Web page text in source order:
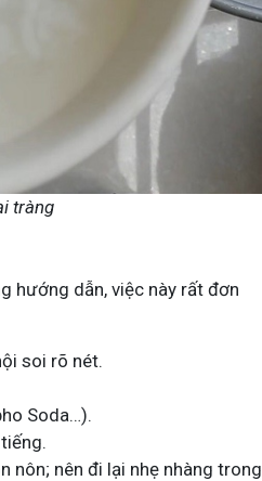
tràng
hướng dẫn, việc này rất đơn
soi rõ nét.
Soda…).
nôn; nên đi lại nhẹ nhàng trong